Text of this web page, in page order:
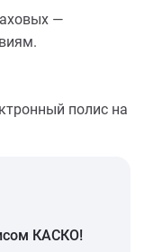
—
полис на
КАСКО!